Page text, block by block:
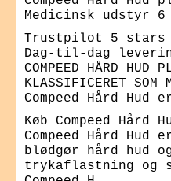
Medicinsk udstyr
Trustpilot 5 stars
Dag-til-dag levering
COMPEED HÅRD HUD
KLASSIFICERET SOM
Compeed Hård Hud
Køb Compeed Hård
Compeed Hård
blødgør hård hud
trykaflastning og